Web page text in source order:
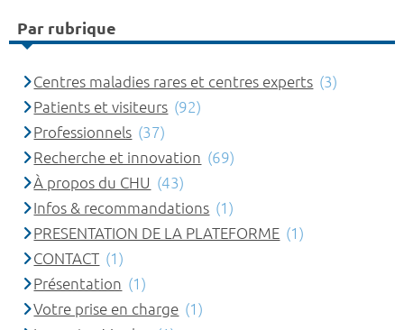
Par rubrique
Centres maladies rares et centres experts (3)
Patients et visiteurs (92)
Professionnels (37)
Recherche et innovation (69)
À propos du CHU (43)
Infos & recommandations (1)
PRESENTATION DE LA PLATEFORME (1)
CONTACT (1)
Présentation (1)
Votre prise en charge (1)